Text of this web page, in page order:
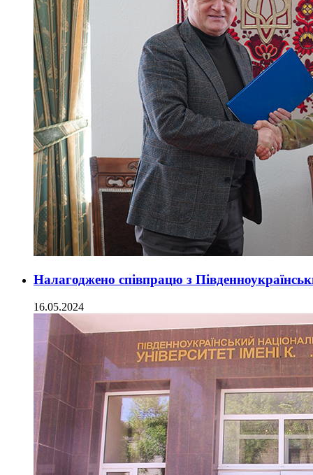
Налагоджено співпрацю з
16.05.2024